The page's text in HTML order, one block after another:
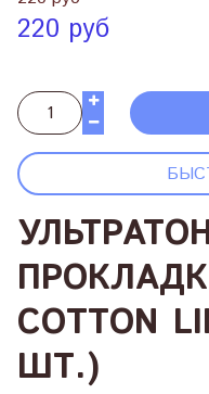
220 руб
COTTON
ШТ.)